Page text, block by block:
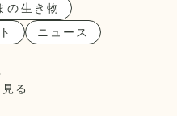
の生き物
ニュース
る